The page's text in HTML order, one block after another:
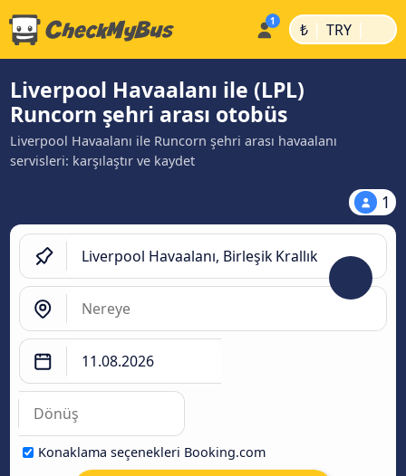
₺ | TRY |
Liverpool Havaalanı ile (LPL)
Runcorn şehri arası otobüs
Liverpool Havaalanı ile Runcorn şehri arası havaalanı
servisleri: karşılaştır ve kaydet
1
Konaklama seçenekleri Booking.com